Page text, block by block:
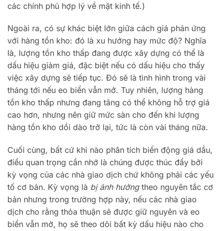
các chính phủ hợp lý về mặt kinh tế.)
Ngoài ra, có sự khác biệt lớn giữa cách giá phản ứng
với hàng tồn kho: đó là xu hướng hay mức độ? Nghĩa
là, lượng tồn kho thấp đang được xây dựng có thể là
dấu hiệu giảm giá, đặc biệt nếu có dấu hiệu cho thấy
việc xây dựng sẽ tiếp tục. Đó sẽ là tình hình trong vài
tháng tới nếu eo biển vẫn mở. Tuy nhiên, lượng hàng
tồn kho thấp nhưng đang tăng có thể không hỗ trợ giá
cao hơn, nhưng nên giữ mức sàn cho đến khi lượng
hàng tồn kho dồi dào trở lại, tức là còn vài tháng nữa.
Cuối cùng, bất cứ khi nào phân tích biến động giá dầu,
điều quan trọng cần nhớ là chúng được thúc đẩy bởi
kỳ vọng của các nhà giao dịch chứ không phải các yếu
tố cơ bản. Kỳ vọng là bị ảnh hưởngtheo nguyên tắc cơ
bản nhưng trong trường hợp này, nếu các nhà giao
dịch cho rằng thỏa thuận sẽ được giữ nguyên và eo
biển vẫn mở, họ sẽ theo dõi bất kỳ dấu hiệu nào cho